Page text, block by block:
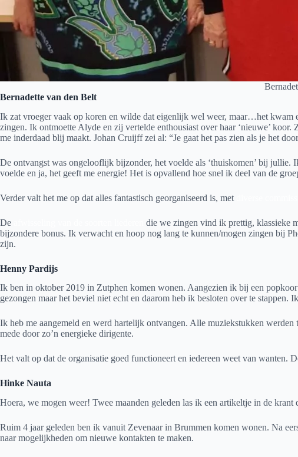
Bernadette van den Belt
Ik zat vroeger vaak op koren en wilde dat eigenlijk wel weer, maar…het
zingen. Ik ontmoette Alyde en zij vertelde enthousiast over haar ‘nieuwe’
me inderdaad blij maakt. Johan Cruijff zei al: “Je gaat het pas zien als je het
De ontvangst was ongelooflijk bijzonder, het voelde als ‘thuiskomen’ bij
voelde en ja, het geeft me energie! Het is opvallend hoe snel ik deel van de
Verder valt het me op dat alles fantastisch georganiseerd is, met
De
die we zingen vind ik prettig, klassieke
bijzondere bonus. Ik verwacht en hoop nog lang te kunnen/mogen zingen bij
zijn.
Henny Pardijs
Ik ben in oktober 2019 in Zutphen komen wonen. Aangezien ik bij een
gezongen maar het beviel niet echt en daarom heb ik besloten over te
Ik heb me aangemeld en werd hartelijk ontvangen. Alle muziekstukken
mede door zo’n energieke dirigente.
Het valt op dat de organisatie goed functioneert en iedereen weet van
Hinke Nauta
Hoera, we mogen weer! Twee maanden geleden las ik een artikeltje in de krant
Ruim 4 jaar geleden ben ik vanuit Zevenaar in Brummen komen wonen. Na
naar mogelijkheden om nieuwe kontakten te maken.